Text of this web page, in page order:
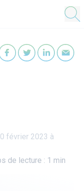
février 2023 à
de lecture : 1 min